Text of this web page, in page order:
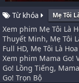
Từ khóa Mẹ Tôi
Xem phim Mẹ Tôi Là
Thuyết Minh, Mẹ Tôi
Full HD, Mẹ Tôi Là
Xem phim Mama Go!
Go! Lồng Tiếng,
Go! Trọn Bộ